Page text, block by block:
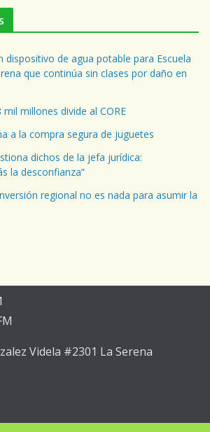
dispositivo de agua potable para Escuela
que continúa sin clases por daño en
millones divide al CORE
a la compra segura de juguetes
dichos de la jefa jurídica:
la desconfianza”
regional no es nada para asumir la
Videla #2301 La Serena